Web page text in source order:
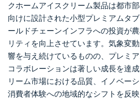
クホームアイスクリーム製品は都市
向けに設計された小型プレミアムタ
ールドチェーンインフラへの投資が
リティを向上させています。気象変
響を与え続けているものの、プレミ
コラボレーションは著しい成長を達
リーム市場における品質、イノベー
消費者体験への地域的なシフトを反映